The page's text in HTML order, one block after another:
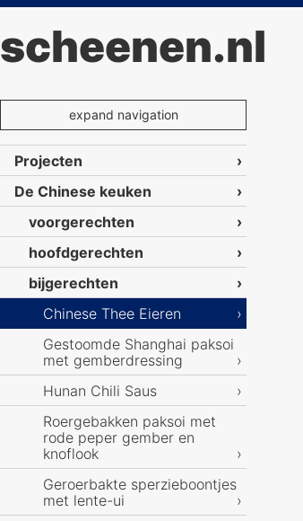
scheenen.nl
expand navigation
Projecten
De Chinese keuken
voorgerechten
hoofdgerechten
bijgerechten
Chinese Thee Eieren
Gestoomde Shanghai paksoi
met gemberdressing
Hunan Chili Saus
Roergebakken paksoi met
rode peper gember en
knoflook
Geroerbakte sperzieboontjes
met lente-ui